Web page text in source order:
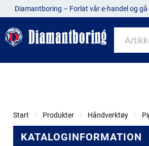
Diamantboring – Forlat vår e-handel og gå
Start Produkter Håndverktøy
KATALOGINFORMATION